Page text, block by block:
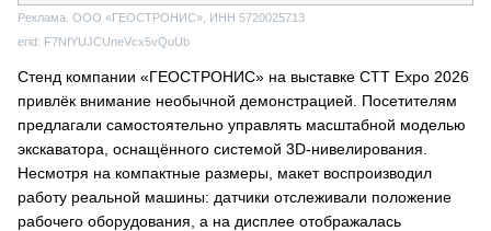
Реклама. ООО «ГЕОСТРОНИС», ИНН 5720025713
erid: F7NfYUJCUneVcx5vQuUb
Стенд компании «ГЕОСТРОНИС» на выставке CTT Expo 2026
привлёк внимание необычной демонстрацией. Посетителям
предлагали самостоятельно управлять масштабной моделью
экскаватора, оснащённого системой 3D-нивелирования.
Несмотря на компактные размеры, макет воспроизводил
работу реальной машины: датчики отслеживали положение
рабочего оборудования, а на дисплее отображалась